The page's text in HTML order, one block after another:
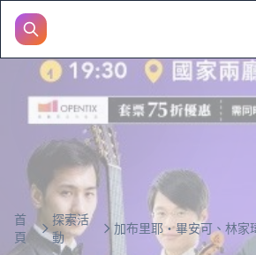
首
頁
探索活
動